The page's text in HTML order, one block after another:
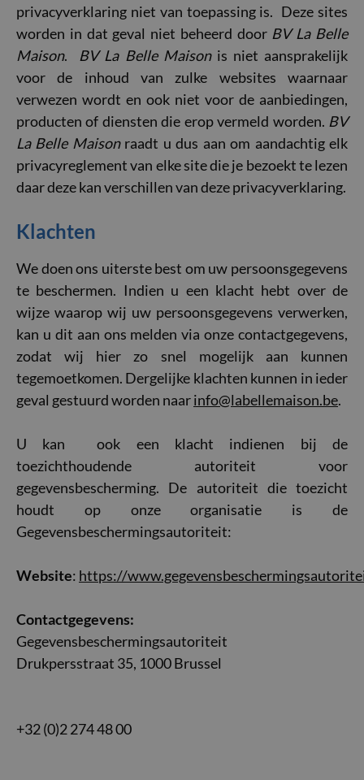
privacyverklaring niet van toepassing is. Deze sites
worden in dat geval niet beheerd door BV La Belle
Maison. BV La Belle Maisonis niet aansprakelijk
voor de inhoud van zulke websites waarnaar
verwezen wordt en ook niet voor de aanbiedingen,
producten of diensten die erop vermeld worden. BV
La Belle Maisonraadt u dus aan om aandachtig elk
privacyreglement van elke site die je bezoekt te lezen
daar deze kan verschillen van deze privacyverklaring.
Klachten
We doen ons uiterste best om uw persoonsgegevens
te beschermen. Indien u een klacht hebt over de
wijze waarop wij uw persoonsgegevens verwerken,
kan u dit aan ons melden via onze contactgegevens,
zodat wij hier zo snel mogelijk aan kunnen
tegemoetkomen. Dergelijke klachten kunnen in ieder
geval gestuurd worden naarinfo@labellemaison.be.
U kan ook een klacht indienen bij de
toezichthoudende autoriteit voor
gegevensbescherming. De autoriteit die toezicht
houdt op onze organisatie is de
Gegevensbeschermingsautoriteit:
Website: https://
Contactgegevens:
Gegevensbeschermingsautoriteit
Drukpersstraat 35, 1000 Brussel
+32 (0)2 274 48 00